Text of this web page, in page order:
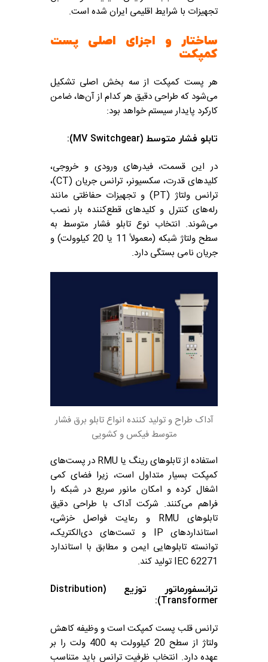
تجهیزات با شرایط اقلیمی ایران شده است.
ساختار و اجزای اصلی پست
کمپکت
هر پست کمپکت از سه بخش اصلی تشکیل
می‌شود که طراحی دقیق هر کدام از آن‌ها، ضامن
کارکرد پایدار سیستم خواهد بود:
تابلو فشار متوسط (MV Switchgear):
در این قسمت، فیدرهای ورودی و خروجی،
کلیدهای قدرت، سکسیونر، ترانس جریان (CT)،
ترانس ولتاژ (PT) و تجهیزات حفاظتی مانند
رله‌های کنترل و کلیدهای قطع‌کننده بار نصب
می‌شوند. انتخاب نوع تابلو فشار متوسط به
سطح ولتاژ شبکه (معمولاً 11 یا 20 کیلوولت) و
جریان نامی بستگی دارد.
آداک طراح و تولید کننده انواع تابلو برق فشار
متوسط فیکس و کشویی
استفاده از تابلوهای رینگ یا RMU در پست‌های
کمپکت بسیار متداول است، زیرا فضای کمی
اشغال کرده و امکان مانور سریع در شبکه را
فراهم می‌کنند. شرکت آداک با طراحی دقیق
تابلوهای RMU و رعایت فواصل خزشی،
استانداردهای IP و تست‌های دی‌الکتریک،
توانسته تابلوهایی ایمن و مطابق با استاندارد
IEC 62271 تولید کند.
ترانسفورماتور توزیع (Distribution
Transformer):
ترانس قلب پست کمپکت است و وظیفه کاهش
ولتاژ از سطح 20 کیلوولت به 400 ولت را بر
عهده دارد. انتخاب ظرفیت ترانس باید متناسب